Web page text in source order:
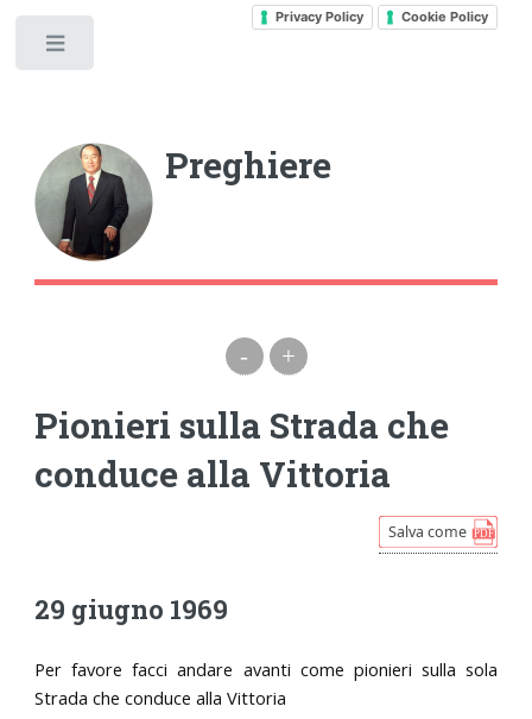
Privacy Policy Cookie Policy
Preghiere
- +
Pionieri sulla Strada che
conduce alla Vittoria
29 giugno 1969
Per favore facci andare avanti come pionieri sulla sola
Strada che conduce alla Vittoria